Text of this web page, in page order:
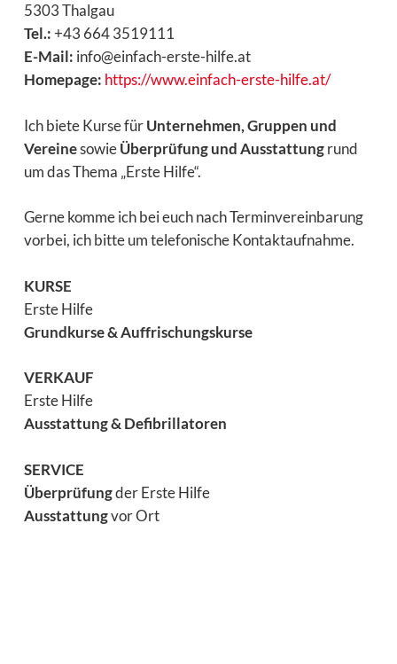
5303 Thalgau
Tel.:+43 664 3519111
E-Mail: info@einfach-erste-hilfe.at
Homepage: https://www.einfach-erste-hilfe.at/
Ich biete Kurse fürUnternehmen, Gruppen und
VereinesowieÜberprüfung und Ausstattungrund
um das Thema „Erste Hilfe“.
Gerne komme ich bei euch nach Terminvereinbarung
vorbei, ich bitte um telefonische Kontaktaufnahme.
KURSE
Erste Hilfe
Grundkurse & Auffrischungskurse
VERKAUF
Erste Hilfe
Ausstattung & Defibrillatoren
SERVICE
Überprüfungder Erste Hilfe
Ausstattungvor Ort